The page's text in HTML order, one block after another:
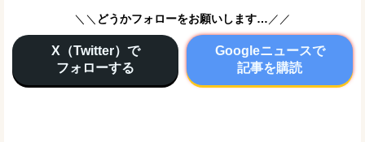
＼＼ どうかフォローをお願いします…／／
X（Twitter）で
フォローする
Googleニュースで
記事を購読